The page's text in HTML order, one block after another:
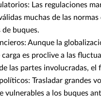
Las regulaciones
muchas de las
buques.
Aunque la
es proclive a las
las partes involucradas, el
Trasladar grandes
vulnerables a los buques